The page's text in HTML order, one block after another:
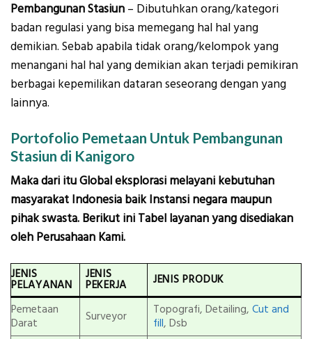
Pembangunan Stasiun – Dibutuhkan orang/kategori
badan regulasi yang bisa memegang hal hal yang
demikian. Sebab apabila tidak orang/kelompok yang
menangani hal hal yang demikian akan terjadi pemikiran
berbagai kepemilikan dataran seseorang dengan yang
lainnya.
Portofolio Pemetaan Untuk Pembangunan
Stasiun di Kanigoro
Maka dari itu Global eksplorasi melayani kebutuhan
masyarakat Indonesia baik Instansi negara maupun
pihak swasta. Berikut ini Tabel layanan yang disediakan
oleh Perusahaan Kami.
JENIS
PELAYANAN
JENIS
PEKERJA JENIS PRODUK
Pemetaan
Darat
Surveyor Topografi, Detailing, Cut and
fill, Dsb